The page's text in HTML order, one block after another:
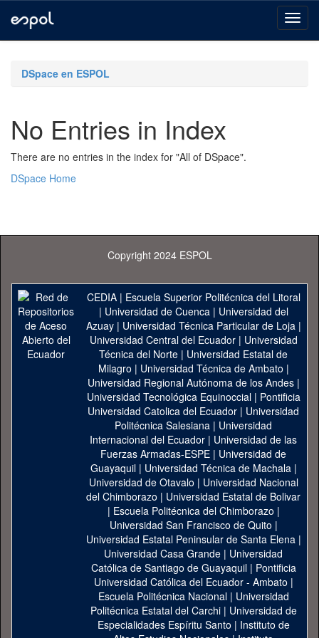
navigationDSpace en ESPOL
No Entries in Index
There are no entries in the index for "All of DSpace".
DSpace Home
Copyright 2024 ESPOL
CEDIA| Escuela Superior Politécnica del Litoral
| Universidad de Cuenca| Universidad del
Azuay| Universidad Técnica Particular de Loja|
Universidad Central del Ecuador| Universidad
Técnica del Norte | Universidad Estatal de
Milagro | Universidad Técnica de Ambato |
Universidad Regional Autónoma de los Andes|
Universidad Tecnológica Equinoccial| Pontificia
Universidad Catolica del Ecuador | Universidad
Politécnica Salesiana | Universidad
Internacional del Ecuador | Universidad de las
Fuerzas Armadas-ESPE | Universidad de
Guayaquil| Universidad Técnica de Machala|
Universidad de Otavalo | Universidad Nacional
del Chimborazo | Universidad Estatal de Bolivar
| Escuela Politécnica del Chimborazo |
Universidad San Francisco de Quito |
Universidad Estatal Peninsular de Santa Elena|
Universidad Casa Grande | Universidad
Católica de Santiago de Guayaquil| Pontificia
Universidad Católica del Ecuador - Ambato |
Escuela Politécnica Nacional| Universidad
Politécnica Estatal del Carchi| Universidad de
Especialidades Espíritu Santo | Instituto de